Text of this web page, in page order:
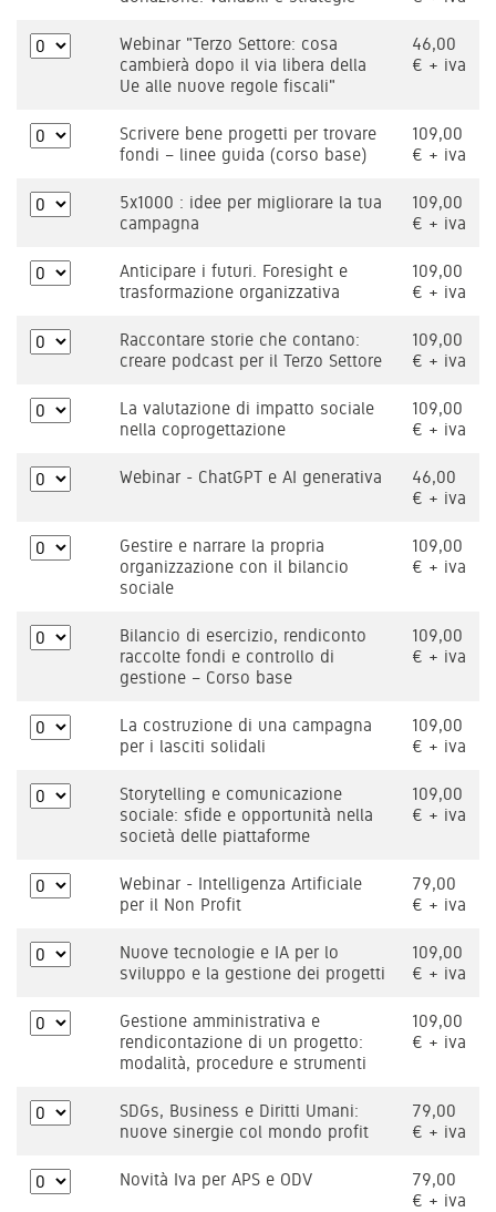
Webinar "Terzo Settore: cosa
cambierà dopo il via libera della
Ue alle nuove regole fiscali"
46,00
€ + iva
Scrivere bene progetti per trovare
fondi – linee guida (corso base)
109,00
€ + iva
5x1000 : idee per migliorare la tua
campagna
109,00
€ + iva
Anticipare i futuri. Foresight e
trasformazione organizzativa
109,00
€ + iva
Raccontare storie che contano:
creare podcast per il Terzo Settore
109,00
€ + iva
La valutazione di impatto sociale
nella coprogettazione
109,00
€ + iva
Webinar - ChatGPT e AI generativa
46,00
€ + iva
Gestire e narrare la propria
organizzazione con il bilancio
sociale
109,00
€ + iva
Bilancio di esercizio, rendiconto
raccolte fondi e controllo di
gestione – Corso base
109,00
€ + iva
La costruzione di una campagna
per i lasciti solidali
109,00
€ + iva
Storytelling e comunicazione
sociale: sfide e opportunità nella
società delle piattaforme
109,00
€ + iva
Webinar - Intelligenza Artificiale
per il Non Profit
79,00
€ + iva
Nuove tecnologie e IA per lo
sviluppo e la gestione dei progetti
109,00
€ + iva
Gestione amministrativa e
rendicontazione di un progetto:
modalità, procedure e strumenti
109,00
€ + iva
SDGs, Business e Diritti Umani:
nuove sinergie col mondo profit
79,00
€ + iva
Novità Iva per APS e ODV
79,00
€ + iva